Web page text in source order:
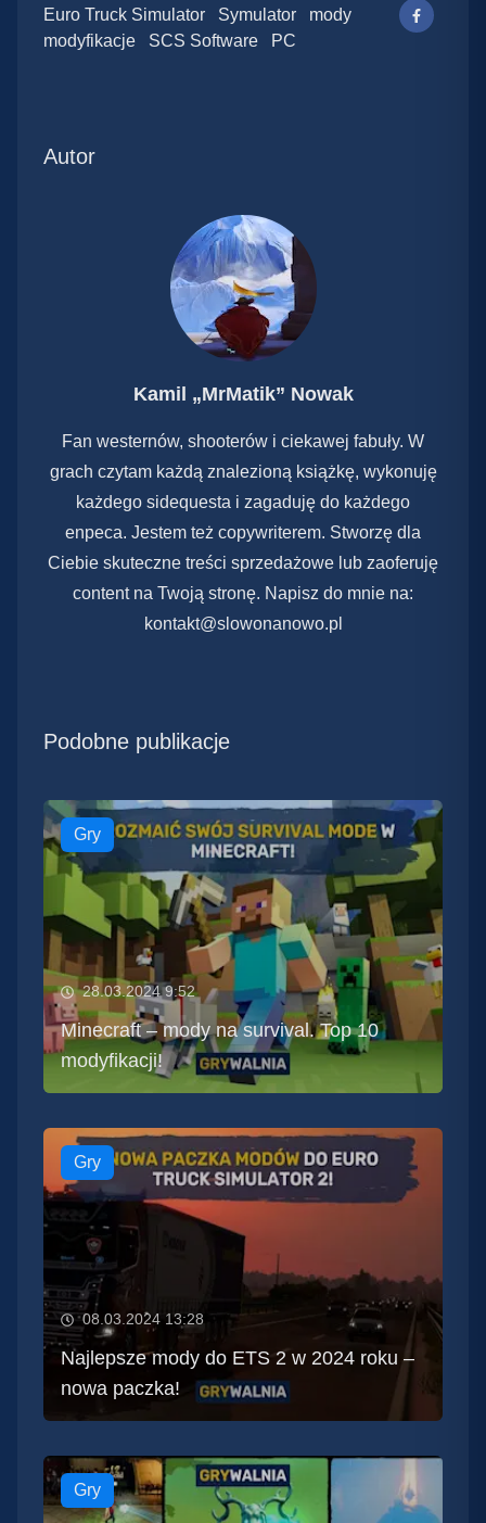
Euro Truck Simulator Symulator
mody
modyfikacje
SCS Software PC
Autor
Kamil „MrMatik” Nowak
Fan westernów, shooterów i ciekawej fabuły. W
grach czytam każdą znalezioną książkę, wykonuję
każdego sidequesta i zagaduję do każdego
enpeca. Jestem też copywriterem. Stworzę dla
Ciebie skuteczne treści sprzedażowe lub zaoferuję
content na Twoją stronę. Napisz do mnie na:
kontakt@slowonanowo.pl
Podobne publikacje
Gry
28.03.2024 9:52
Minecraft – mody na survival. Top 10
modyfikacji!
Gry
08.03.2024 13:28
Najlepsze mody do ETS 2 w 2024 roku –
nowa paczka!
Gry